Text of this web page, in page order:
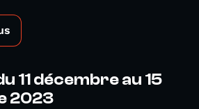
11 décembre au 15
2023